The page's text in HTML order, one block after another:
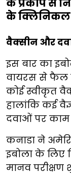
के प्रकोप से
के क्लिनिकल
वैक्सीन और
इस बार का
वायरस से फैल
कोई स्वीकृत
हालांकि कई
दवाओं पर काम
कनाडा ने
इबोला के लिए
मानव